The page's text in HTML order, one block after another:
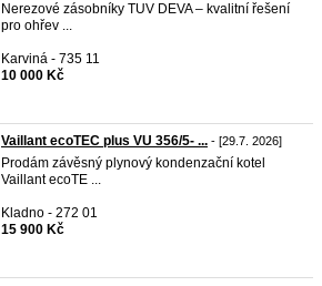
Nerezové zásobníky TUV DEVA – kvalitní řešení
pro ohřev ...
Karviná - 735 11
10 000 Kč
Vaillant ecoTEC plus VU 356/5- ... - [29.7. 2026]
Prodám závěsný plynový kondenzační kotel
Vaillant ecoTE ...
Kladno - 272 01
15 900 Kč